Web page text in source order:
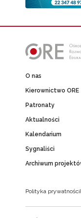
O nas
Kierownictwo ORE
Patronaty
Aktualności
Kalendarium
Sygnaliści
Archiwum
Polityka prywatności